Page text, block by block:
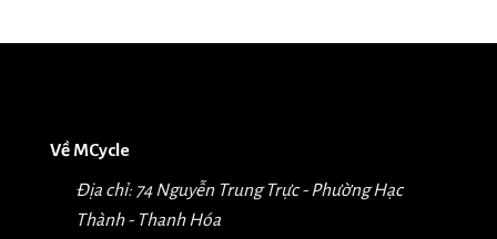
Về MCycle
Địa chỉ: 74 Nguyễn Trung Trực - Phường Hạc
Thành - Thanh Hóa